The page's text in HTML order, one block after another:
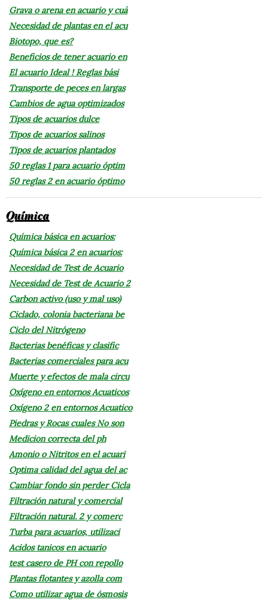
Grava o arena en acuario y cuá
Necesidad de plantas en el acu
Biotopo, que es?
Beneficios de tener acuario en
El acuario Ideal ! Reglas bási
Transporte de peces en largas
Cambios de agua optimizados
Tipos de acuarios dulce
Tipos de acuarios salinos
Tipos de acuarios plantados
50 reglas 1 para acuario óptim
50 reglas 2 en acuario óptimo
Química
Química básica en acuarios:
Química básica 2 en acuarios:
Necesidad de Test de Acuario
Necesidad de Test de Acuario 2
Carbon activo (uso y mal uso)
Ciclado, colonia bacteriana be
Ciclo del Nitrógeno
Bacterias benéficas y clasific
Bacterias comerciales para acu
Muerte y efectos de mala circu
Oxígeno en entornos Acuaticos
Oxígeno 2 en entornos Acuatico
Piedras y Rocas cuales No son
Medicion correcta del ph
Amonio o Nitritos en el acuari
Optima calidad del agua del ac
Cambiar fondo sin perder Cicla
Filtración natural y comercial
Filtración natural. 2 y comerc
Turba para acuarios, utilizaci
Acidos tanicos en acuario
test casero de PH con repollo
Plantas flotantes y azolla com
Como utilizar agua de ósmosis